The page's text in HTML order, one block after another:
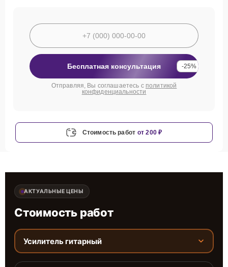
Бесплатная консультация -25%
Отправляя, Вы соглашаетесь с политикой
конфиденциальности
Стоимость работ от 200 ₽
АКТУАЛЬНЫЕ ЦЕНЫ
Стоимость работ
Усилитель гитарный